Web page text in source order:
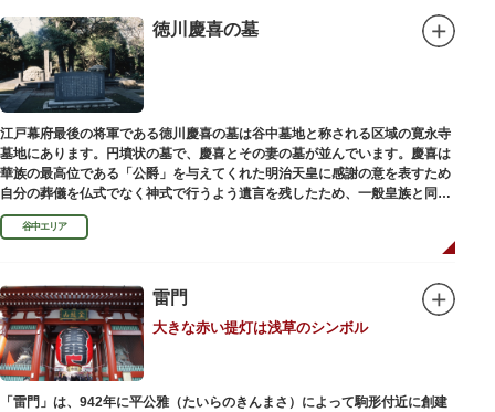
吹き抜けのエントランスに大理石の大階段がある本館では、壁時計やステン
ドグラスなど格調高い内部装飾にも注目してみてください。初めて来館する
方や時間が限られている方などに向け提案されたコース（日本美術入門／た
てものめぐり／仏像大好き）を参考にめぐるのも良いでしょう。
敷地内にはレストランやミュージアムショップのほか緑豊かな庭園も。季節
ごとの彩りを感じながらゆったりと散策するのもおすすめです。
徳川慶喜の墓
江戸幕府最後の将軍である徳川慶喜の墓は谷中墓地と称される区域の寛永寺
墓地にあります。円墳状の墓で、慶喜とその妻の墓が並んでいます。慶喜は
華族の最高位である「公爵」を与えてくれた明治天皇に感謝の意を表すため
自分の葬儀を仏式でなく神式で行うよう遺言を残したため、一般皇族と同じ
ような円墳が建てられました。
谷中エリア
雷門
大きな赤い提灯は浅草のシンボル
「雷門」は、942年に平公雅（たいらのきんまさ）によって駒形付近に創建